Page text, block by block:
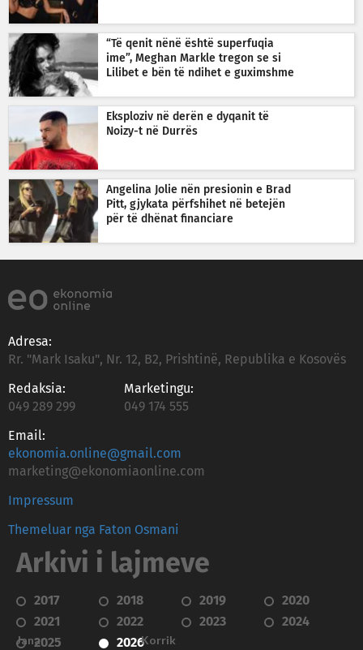
“Të qenit nënë është superfuqia
ime”, Meghan Markle tregon se si
Lilibet e bën të ndihet e guximshme
Eksploziv në derën e dyqanit të
Noizy-t në Durrës
Angelina Jolie nën presionin e Brad
Pitt, gjykata përfshihet në betejën
për të dhënat financiare
Adresa:
Rr. "Mark Isaku", Nr. 12, B2, Prishtinë, Republika e Kosovës
Redaksia:
049 289 299
Marketingu:
049 174 555
Email:
ekonomia.online@gmail.com
marketing@ekonomiaonline.com
Impressum
Themeluar nga Faton Osmani
Arkivi i lajmeve
2017 2018 2019
2020
2021
2022 2023
2024
2025
2026
Janar
Korrik